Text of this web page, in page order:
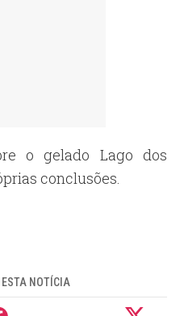
o gelado Lago dos
conclusões.
NOTÍCIA